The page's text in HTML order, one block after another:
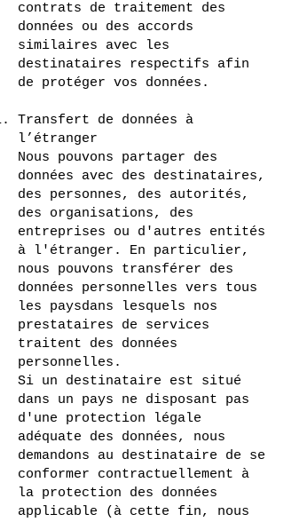
contrats de traitement des
données ou des accords
similaires avec les
destinataires respectifs afin
de protéger vos données.
Transfert de données à
l’étranger
Nous pouvons partager des
données avec des destinataires,
des personnes, des autorités,
des organisations, des
entreprises ou d'autres entités
à l'étranger. En particulier,
nous pouvons transférer des
données personnelles vers tous
les paysdans lesquels nos
prestataires de services
traitent des données
personnelles.
Si un destinataire est situé
dans un pays ne disposant pas
d'une protection légale
adéquate des données, nous
demandons au destinataire de se
conformer contractuellement à
la protection des données
applicable (à cette fin, nous